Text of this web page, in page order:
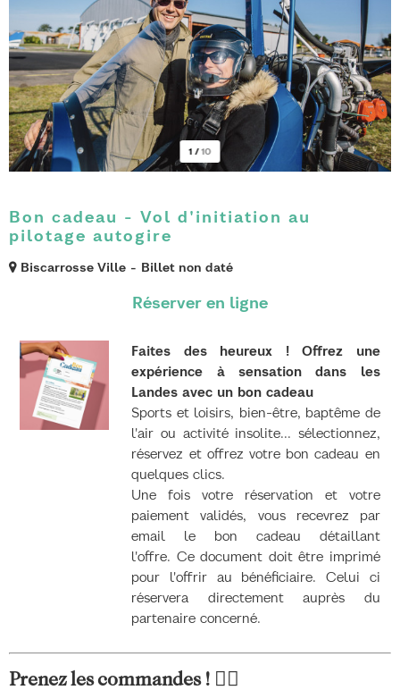
1 /10
Bon cadeau - Vol d'initiation au
pilotage autogire
Biscarrosse Ville Billet non daté
Faites des heureux ! Offrez une
expérience à sensation dans les
Landes avec un bon cadeau
Sports et loisirs, bien-être, baptême de
l'air ou activité insolite... sélectionnez,
réservez et offrez votre bon cadeau en
quelques clics.
Une fois votre réservation et votre
paiement validés, vous recevrez par
email le bon cadeau détaillant
l'offre. Ce document doit être imprimé
pour l'offrir au bénéficiaire. Celui ci
réservera directement auprès du
partenaire concerné.
Prenez les commandes ! 🧑‍✈️